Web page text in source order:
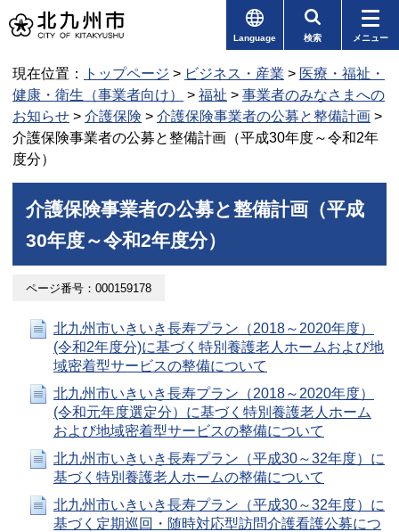
Language 検索 メニュー
現在位置： トップページ > ビジネス・産業 > 医療・福祉・
健康・衛生（事業者向け）
> 福祉 > 事業者のみなさまへの
お知らせ > 介護保険 > 介護保険事業者の公募と整備計画 >
介護保険事業者の公募と整備計画（平成30年度～令和2年
度分）
介護保険事業者の公募と整備計画（平成
30年度～令和2年度分）
ページ番号：000159178
北九州市いきいき長寿プラン（2018～2020年度）
(令和2年度分)に基づく特別養護老人ホームおよび地
域密着型サービスの整備について
北九州市いきいき長寿プラン（2018～2020年度）
(令和元年度選定分）に基づく特別養護老人ホーム
および地域密着型サービスの整備について
北九州市いきいき長寿プラン（平成30～32年度）に
基づく特別養護老人ホームの整備について
北九州市いきいき長寿プラン（平成30～32年度）に
基づく定期巡回・随時対応型訪問介護看護公募につ